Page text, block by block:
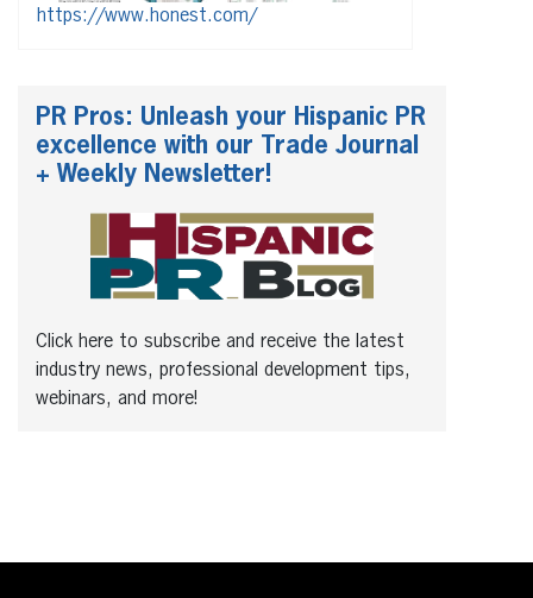
https://www.honest.com/
PR Pros: Unleash your Hispanic PR
excellence with our Trade Journal
+ Weekly Newsletter!
Click here to subscribe and receive the latest
industry news, professional development tips,
webinars, and more!